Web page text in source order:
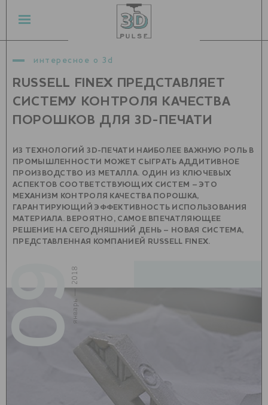
интересное о 3d
RUSSELL FINEX ПРЕДСТАВЛЯЕТ
СИСТЕМУ КОНТРОЛЯ КАЧЕСТВА
ПОРОШКОВ ДЛЯ 3D-ПЕЧАТИ
ИЗ ТЕХНОЛОГИЙ 3D-ПЕЧАТИ НАИБОЛЕЕ ВАЖНУЮ РОЛЬ В
ПРОМЫШЛЕННОСТИ МОЖЕТ СЫГРАТЬ АДДИТИВНОЕ
ПРОИЗВОДСТВО ИЗ МЕТАЛЛА. ОДИН ИЗ КЛЮЧЕВЫХ
АСПЕКТОВ СООТВЕТСТВУЮЩИХ СИСТЕМ – ЭТО
МЕХАНИЗМ КОНТРОЛЯ КАЧЕСТВА ПОРОШКА,
ГАРАНТИРУЮЩИЙ ЭФФЕКТИВНОСТЬ ИСПОЛЬЗОВАНИЯ
МАТЕРИАЛА. ВЕРОЯТНО, САМОЕ ВПЕЧАТЛЯЮЩЕЕ
РЕШЕНИЕ НА СЕГОДНЯШНИЙ ДЕНЬ – НОВАЯ СИСТЕМА,
ПРЕДСТАВЛЕННАЯ КОМПАНИЕЙ RUSSELL FINEX.
09
январь — 2018